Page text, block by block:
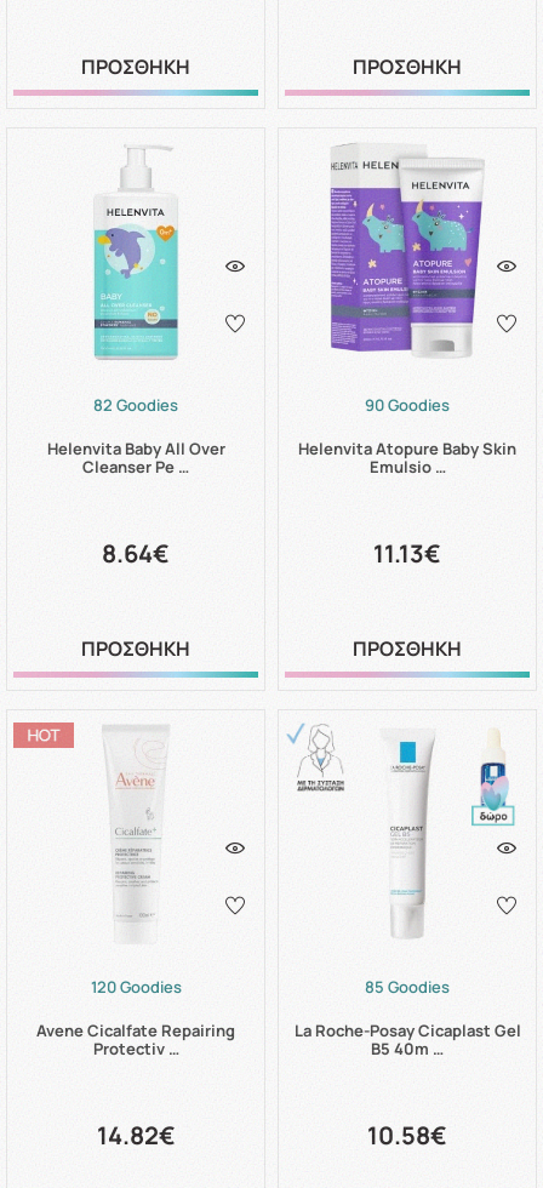
ΠΡΟΣΘΗΚΗ ΠΡΟΣΘΗΚΗ
82 Goodies
Helenvita Baby All Over
Cleanser Pe …
8.64€
ΠΡΟΣΘΗΚΗ
90 Goodies
Helenvita Atopure Baby Skin
Emulsio …
11.13€
ΠΡΟΣΘΗΚΗ
120 Goodies
Avene Cicalfate Repairing
Protectiv …
14.82€
85 Goodies
La Roche-Posay Cicaplast Gel
B5 40m …
10.58€